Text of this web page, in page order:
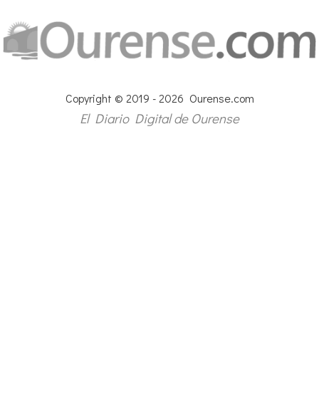
Copyright © 2019 - 2026 Ourense.com
El Diario Digital de Ourense